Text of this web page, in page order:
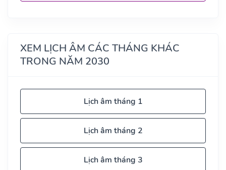
XEM LỊCH ÂM CÁC THÁNG KHÁC
TRONG NĂM 2030
Lịch âm tháng 1
Lịch âm tháng 2
Lịch âm tháng 3